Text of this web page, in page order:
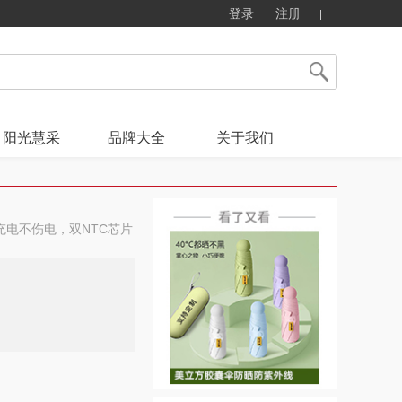
登录 注册
阳光慧采 品牌大全 关于我们
电不伤电，双NTC芯片